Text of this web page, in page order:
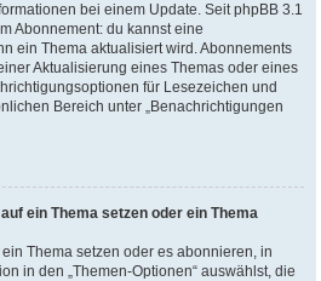
bei einem Update. Seit phpBB 3.1
Abonnement: du kannst eine
ein Thema aktualisiert wird. Abonnements
Aktualisierung eines Themas oder eines
für Lesezeichen und
Bereich unter „Benachrichtigungen
ein Thema setzen oder ein Thema
Thema setzen oder es abonnieren, in
in den „Themen-Optionen“ auswählst, die